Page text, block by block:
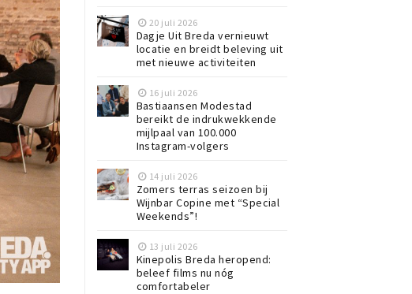
20 juli 2026
Dagje Uit Breda vernieuwt
locatie en breidt beleving uit
met nieuwe activiteiten
16 juli 2026
Bastiaansen Modestad
bereikt de indrukwekkende
mijlpaal van 100.000
Instagram-volgers
14 juli 2026
Zomers terras seizoen bij
Wijnbar Copine met “Special
Weekends”!
13 juli 2026
Kinepolis Breda heropend:
beleef films nu nóg
comfortabeler